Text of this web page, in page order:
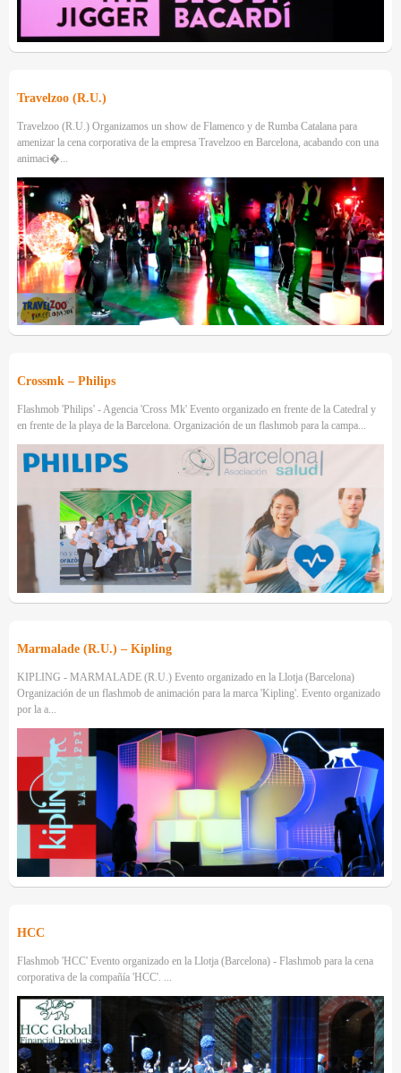
Travelzoo (R.U.)
Travelzoo (R.U.) Organizamos un show de Flamenco y de Rumba Catalana para
amenizar la cena corporativa de la empresa Travelzoo en Barcelona, acabando con una
animaci�...
Crossmk – Philips
Flashmob 'Philips' - Agencia 'Cross Mk' Evento organizado en frente de la Catedral y
en frente de la playa de la Barcelona. Organización de un flashmob para la campa...
Marmalade (R.U.) – Kipling
KIPLING - MARMALADE (R.U.) Evento organizado en la Llotja (Barcelona)
Organización de un flashmob de animación para la marca 'Kipling'. Evento organizado
por la a...
HCC
Flashmob 'HCC' Evento organizado en la Llotja (Barcelona) - Flashmob para la cena
corporativa de la compañía 'HCC'. ...